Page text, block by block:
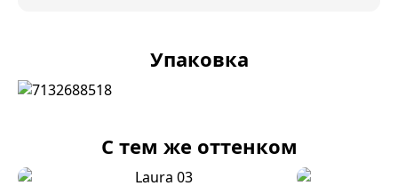
Упаковка
С тем же оттенком